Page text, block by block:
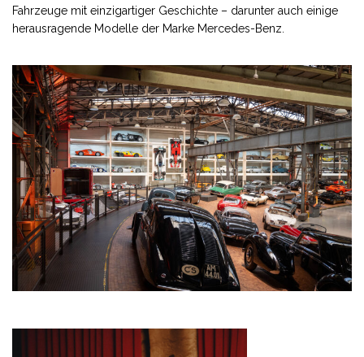
Fahrzeuge mit einzigartiger Geschichte – darunter auch einige
herausragende Modelle der Marke Mercedes-Benz.